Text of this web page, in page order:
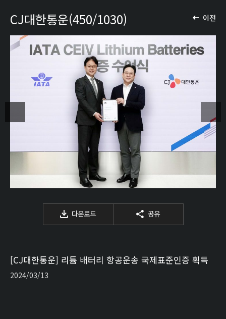
이전
CJ대한통운(450/1030)
다운로드 공유
[CJ대한통운] 리튬 배터리 항공운송 국제표준인증 획득
2024/03/13